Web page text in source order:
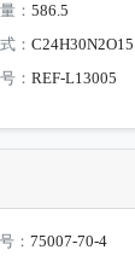
：586.5
：C24H30N2O15
：REF-L13005
：75007-70-4